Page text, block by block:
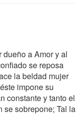
dueño a Amor y al
se reposa
la beldad mujer
impone su
constante y tanto el
se sobrepone; Tal la